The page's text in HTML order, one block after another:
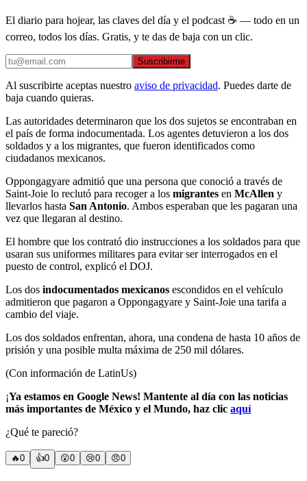
El diario para hojear, las claves del día y el podcast ☕ — todo en un
correo, todos los días. Gratis, y te das de baja con un clic.
Suscribirme
Al suscribirte aceptas nuestro aviso de privacidad. Puedes darte de
baja cuando quieras.
Las autoridades determinaron que los dos sujetos se encontraban en
el país de forma indocumentada. Los agentes detuvieron a los dos
soldados y a los migrantes, que fueron identificados como
ciudadanos mexicanos.
Oppongagyare admitió que una persona que conoció a través de
Saint-Joie lo reclutó para recoger a los migrantes en McAllen y
llevarlos hasta San Antonio. Ambos esperaban que les pagaran una
vez que llegaran al destino.
El hombre que los contrató dio instrucciones a los soldados para que
usaran sus uniformes militares para evitar ser interrogados en el
puesto de control, explicó el DOJ.
Los dos indocumentados mexicanos escondidos en el vehículo
admitieron que pagaron a Oppongagyare y Saint-Joie una tarifa a
cambio del viaje.
Los dos soldados enfrentan, ahora, una condena de hasta 10 años de
prisión y una posible multa máxima de 250 mil dólares.
(Con información de LatinUs)
¡Ya estamos en Google News! Mantente al día con las noticias
más importantes de México y el Mundo, haz clic aquí
¿Qué te pareció?
🔥0 👍0 😲0 😢0 😠0